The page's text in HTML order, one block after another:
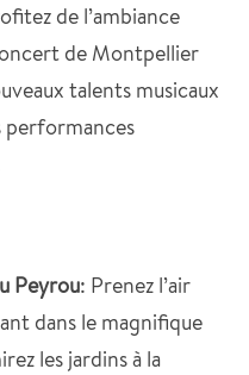
de l’ambiance
de Montpellier
talents musicaux
performances
Peyrou: Prenez l’air
dans le magnifique
les jardins à la